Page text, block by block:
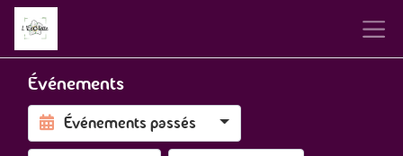
Événements
Événements passés